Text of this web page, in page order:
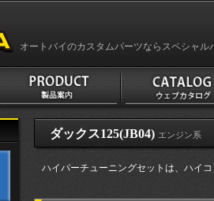
オートバイのカスタムパーツならスペシャル
ダックス125(JB04) エンジン系
ハイパーチューニングセットは、ハイ